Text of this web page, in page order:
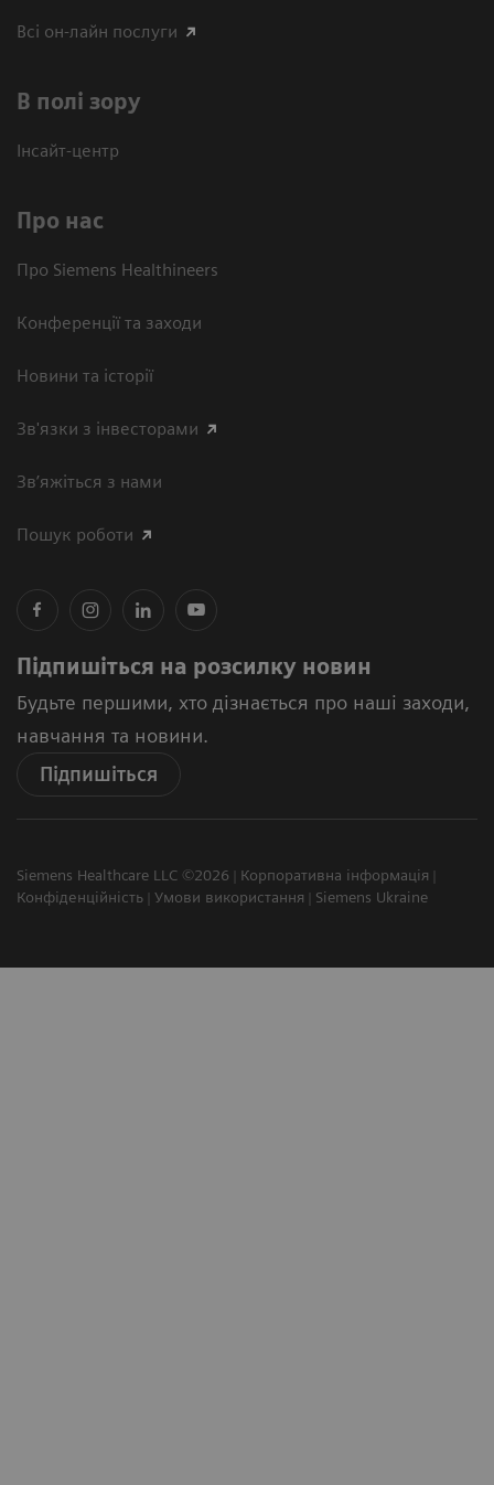
Всі он-лайн послуги
В полі зору
Інсайт-центр
Про нас
Про Siemens Healthineers
Конференції та заходи
Новини та історії
Зв'язки з інвесторами
Зв’яжіться з нами
Пошук роботи
Підпишіться на розсилку новин
Будьте першими, хто дізнається про наші заходи,
навчання та новини.
Підпишіться
Siemens Healthcare LLC ©2026
Корпоративна інформація
Конфіденційність
Умови використання Siemens Ukraine